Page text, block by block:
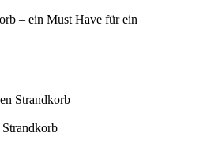
– ein Must Have für ein